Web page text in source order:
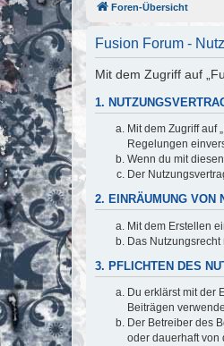
Foren-Übersicht
Fusion Forum -
Mit dem Zugriff auf
1.
Mit dem Zugriff auf
Regelungen
Wenn du mit
Der
2. EINRÄUMUNG VON
Mit dem Erstellen
Das
3. PFLICHTEN DES
Du erklärst mit der
Beiträgen
Der Betreiber des
oder dauerhaft von